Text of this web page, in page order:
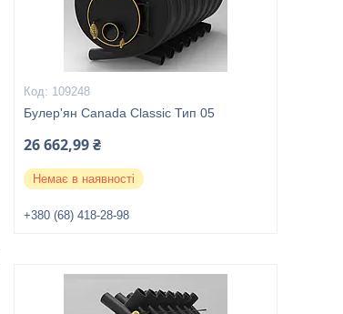
109248
Булер'ян Canada Classic Тип 05
26 662,99 ₴
Немає в наявності
+380 (68) 418-28-98